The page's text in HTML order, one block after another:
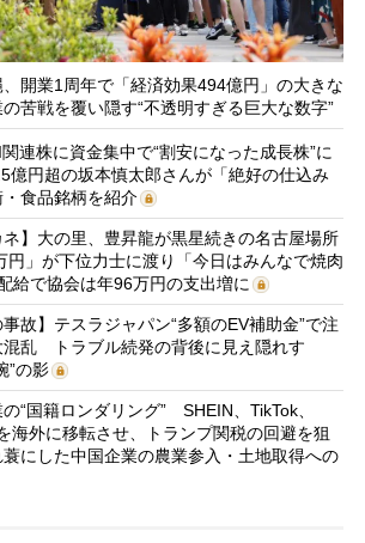
開業1周年で「経済効果494億円」の大きな
苦戦を覆い隠す“不透明すぎる巨大な数字”
連株に資金集中で“割安になった成長株”に
円超の坂本慎太郎さんが「絶好の仕込み
食品銘柄を紹介
ネ】大の里、豊昇龍が黒星続きの名古屋場所
円」が下位力士に渡り「今日はみんなで焼肉
で協会は年96万円の支出増に
事故】テスラジャパン“多額のEV補助金”で注
混乱 トラブル続発の背後に見え隠れす
”の影
“国籍ロンダリング” SHEIN、TikTok、
海外に移転させ、トランプ関税の回避を狙
にした中国企業の農業参入・土地取得への